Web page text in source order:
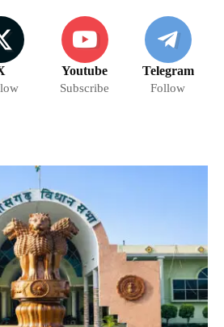
Youtube
Subscribe
Telegram
Follow